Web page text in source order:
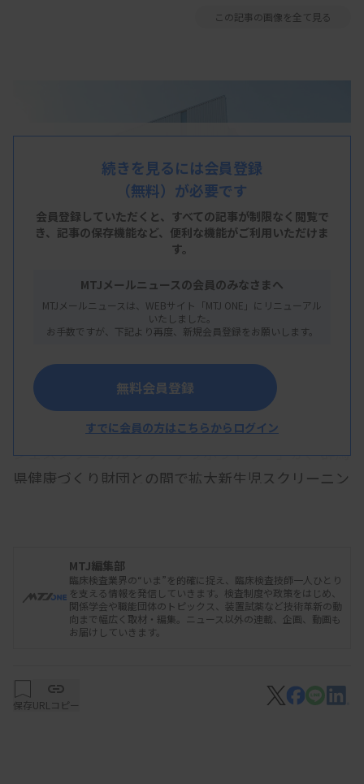
この記事の画像を全て見る
アンジェスは7月31日、同社の衛生検査所「アン
ジェスクリニカルリサーチラボラトリー」が、群馬
県健康づくり財団との間で拡大新生児スクリーニン
受託開始となるのは、ムコ多糖症のⅠ型、Ⅱ型、
ⅣA型、Ⅵ型、ファブリー病、ポンペ病、副腎白質
る。
続きを見るには会員登録
（無料）が必要です
会員登録していただくと、すべての記事が制限なく閲覧で
き、 記事の保存機能など、便利な機能がご利用いただけま
す。
MTJメールニュースの会員のみなさまへ
MTJメールニュースは、WEBサイト「MTJ ONE」にリニューアル
いたしました。
お手数ですが、下記より再度、新規会員登録をお願いします。
無料会員登録
すでに会員の方はこちらからログイン
MTJ編集部
臨床検査業界の“いま”を的確に捉え、臨床検査技師一人ひとり
を支える情報を発信していきます。検査制度や政策をはじめ、
関係学会や職能団体のトピックス、装置試薬など技術革新の動
向まで幅広く取材・編集。ニュース以外の連載、企画、動画も
お届けしていきます。
保存URLコピー